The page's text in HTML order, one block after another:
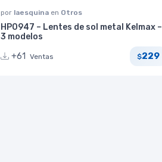
por laesquina en Otros
HP0947 – Lentes de sol metal Kelmax –
3 modelos
+61
Ventas $229